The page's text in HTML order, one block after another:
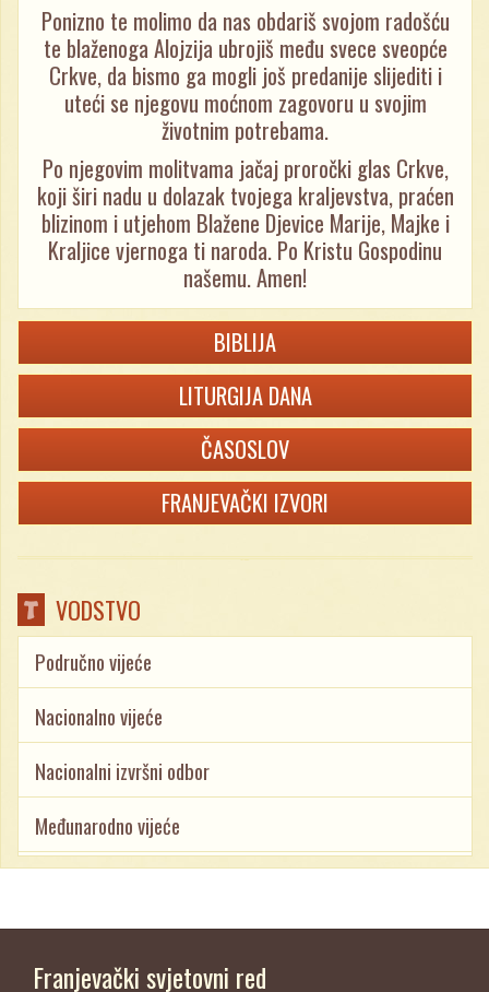
Ponizno te molimo da nas obdariš svojom radošću
te blaženoga Alojzija ubrojiš među svece sveopće
Crkve, da bismo ga mogli još predanije slijediti i
uteći se njegovu moćnom zagovoru u svojim
životnim potrebama.
Po njegovim molitvama jačaj proročki glas Crkve,
koji širi nadu u dolazak tvojega kraljevstva, praćen
blizinom i utjehom Blažene Djevice Marije, Majke i
Kraljice vjernoga ti naroda. Po Kristu Gospodinu
našemu. Amen!
BIBLIJA
LITURGIJA DANA
ČASOSLOV
FRANJEVAČKI IZVORI
VODSTVO
Područno vijeće
Nacionalno vijeće
Nacionalni izvršni odbor
Međunarodno vijeće
Franjevački svjetovni red